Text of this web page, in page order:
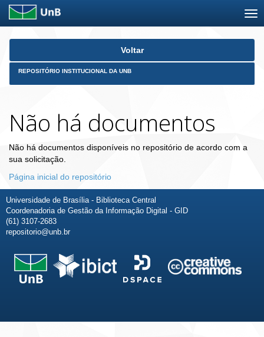
Skip
Voltar
REPOSITÓRIO INSTITUCIONAL DA UNB
Não há documentos
Não há documentos disponíveis no repositório de acordo com a
sua solicitação.
Página inicial do repositório
Universidade de Brasília - Biblioteca Central
Coordenadoria de Gestão da Informação Digital - GID
(61) 3107-2683
repositorio@unb.br